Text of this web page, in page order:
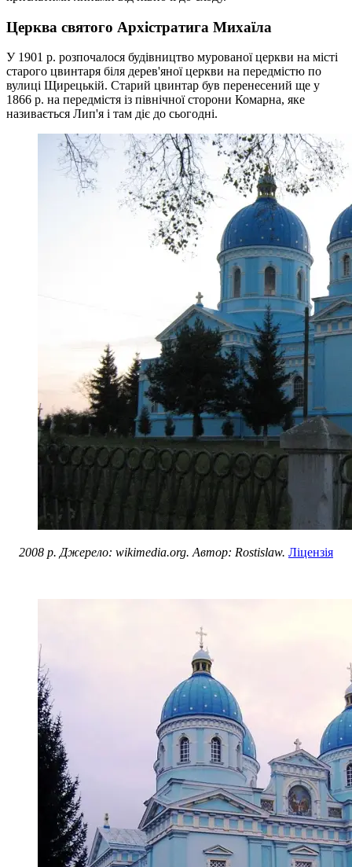
Церква святого Архістратига Михаїла
У 1901 р. розпочалося будівництво мурованої церкви на місті
старого цвинтаря біля дерев'яної церкви на передмістю по
вулиці Щирецькій. Старий цвинтар був перенесений ще у
1866 р. на передмістя із північної сторони Комарна, яке
називається Лип'я і там діє до сьогодні.
2008 р. Джерело: wikimedia.org. Автор: Rostislaw. Ліцензія